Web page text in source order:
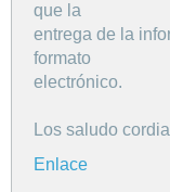
que la
entrega de la
formato
electrónico.
Los saludo
Enlace